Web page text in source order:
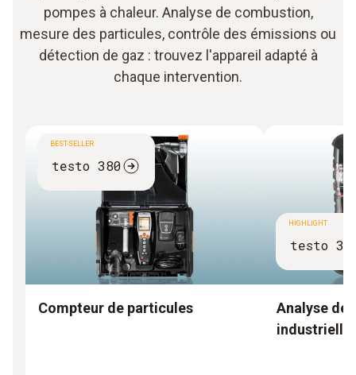
pompes à chaleur. Analyse de combustion,
mesure des particules, contrôle des émissions ou
détection de gaz : trouvez l'appareil adapté à
chaque intervention.
BEST-SELLER
testo 380
Compteur de particules
HIGHLIGHT
testo
Analyse de
industrielle